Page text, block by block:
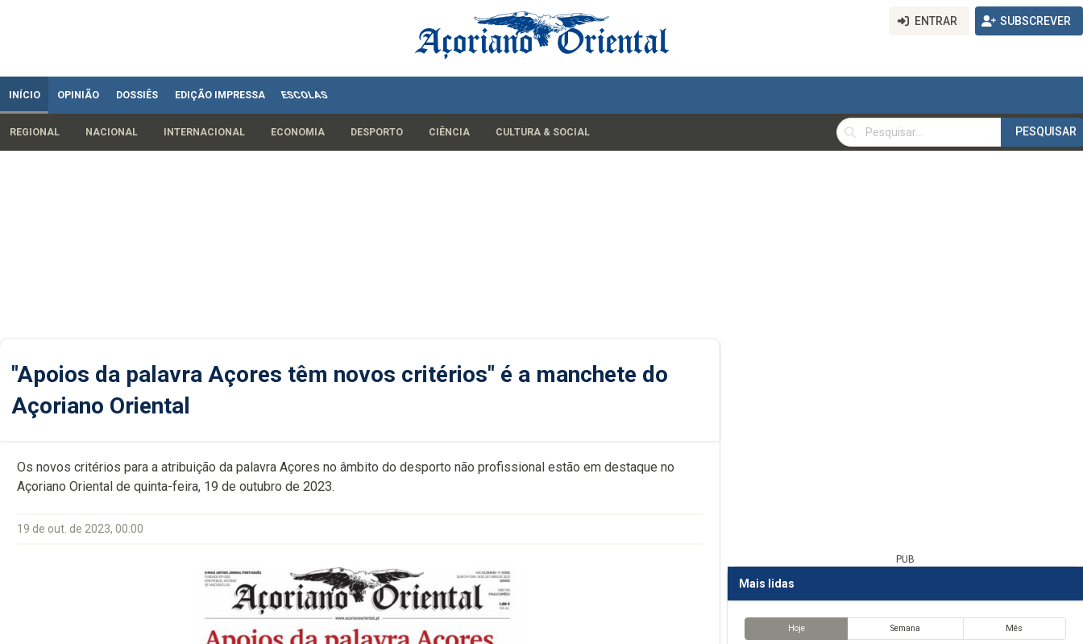
ENTRAR SUBSCREVER
INÍCIO OPINIÃO DOSSIÊS EDIÇÃO IMPRESSA ESCOLAS
REGIONAL NACIONAL INTERNACIONAL ECONOMIA DESPORTO CIÊNCIA CULTURA & SOCIAL
PESQUISAR
PESQUISAR
"Apoios da palavra Açores têm novos critérios" é a manchete do
Açoriano Oriental
Os novos critérios para a atribuição da palavra Açores no âmbito do desporto não profissional estão em destaque no
Açoriano Oriental de quinta-feira, 19 de outubro de 2023.
19 de out. de 2023, 00:00
PUB
Mais lidas
Hoje Semana Mês